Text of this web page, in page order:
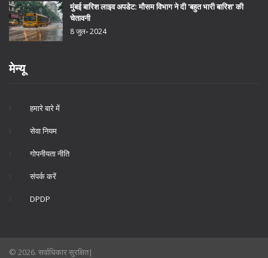
मुंबई बारिश लाइव अपडेट: मौसम विभाग ने दी 'बहुत भारी बारिश' की
चेतावनी
8 जुल॰ 2024
मेन्यू
हमारे बारे में
सेवा नियम
गोपनीयता नीति
संपर्क करें
DPDP
© 2026. सर्वाधिकार सुरक्षित|